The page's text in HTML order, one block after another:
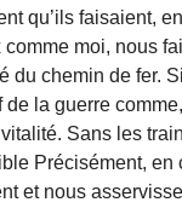
qu’ils faisaient,
moi, nous
du chemin de fer.
la guerre
Sans les
Précisément,
et nous